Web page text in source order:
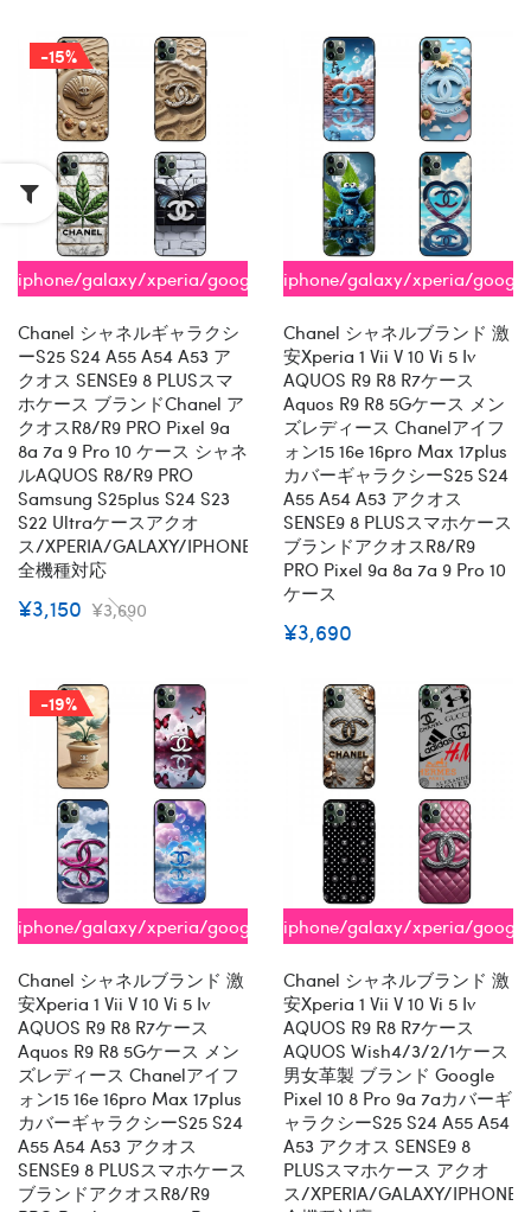
-15%
iphone/galaxy/xperia/google/aquos
Chanel シャネルギャラクシ
ーs25 S24 A55 A54 A53 ア
クオス SENSE9 8 PLUSスマ
ホケース ブランドChanel ア
クオスR8/R9 PRO Pixel 9a
8a 7a 9 Pro 10 ケース シャネ
ルAQUOS R8/R9 PRO
Samsung S25plus S24 S23
S22 Ultraケースアクオ
ス/XPERIA/GALAXY/IPHONE
全機種対応
¥3,150 ¥3,690
iphone/galaxy/xperia/
Chanel シャネルブランド 激
安xperia 1 Vii V 10 Vi 5 Iv
AQUOS R9 R8 R7ケース
Aquos R9 R8 5Gケース メン
ズレディース Chanelアイフ
ォン15 16e 16pro Max 17plus
カバーギャラクシーs25 S24
A55 A54 A53 アクオス
SENSE9 8 PLUSスマホケース
ブランドアクオスR8/R9
PRO Pixel 9a 8a 7a 9 Pro 10
ケース
¥3,690
-19%
iphone/galaxy/xperia/google/aquos
Chanel シャネルブランド 激
安xperia 1 Vii V 10 Vi 5 Iv
AQUOS R9 R8 R7ケース
Aquos R9 R8 5Gケース メン
ズレディース Chanelアイフ
ォン15 16e 16pro Max 17plus
カバーギャラクシーs25 S24
A55 A54 A53 アクオス
SENSE9 8 PLUSスマホケース
ブランドアクオスR8/R9
iphone/galaxy/xperia/
Chanel シャネルブランド 激
安xperia 1 Vii V 10 Vi 5 Iv
AQUOS R9 R8 R7ケース
AQUOS Wish4/3/2/1ケース
男女革製 ブランド Google
Pixel 10 8 Pro 9a 7aカバーギ
ャラクシーs25 S24 A55 A54
A53 アクオス SENSE9 8
PLUSスマホケース アクオ
ス/XPERIA/GALAXY/IPHONE